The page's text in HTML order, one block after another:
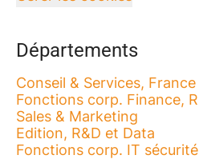
Départements
Conseil & Services,
Fonctions corp. Finance,
Sales & Marketing
Edition, R&D et Data
Fonctions corp. IT